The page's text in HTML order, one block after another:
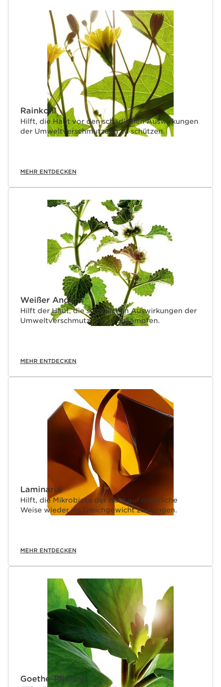
WEITER ZUM INHALT
Rainkohl
Hilft, die Haut vor den schädlichen Auswirkungen
der Umweltverschmutzung zu schützen.
MEHR ENTDECKEN
Weißer Andorn
Hilft der Haut, die schädlichen Auswirkungen der
Umweltverschmutzung zu bekämpfen.
MEHR ENTDECKEN
Laminaria
Hilft, die Mikrobiota der Haut auf natürliche
Weise wieder ins Gleichgewicht zu bringen.
MEHR ENTDECKEN
Goethe-Pflanze